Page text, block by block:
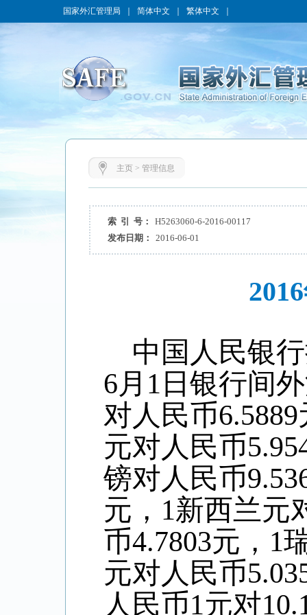
国家外汇管理局 简体中文 繁体中文
主页> 管理信息
索 引 号：
H5263060-6-2016-00117
发布日期：
2016-06-01
中国人民银
6月 1 日银行间
对人民币6.5889
元对人民币
镑对人民币
元， 1新西兰元
币4.7803元， 1
元对人民币
人民币1元对